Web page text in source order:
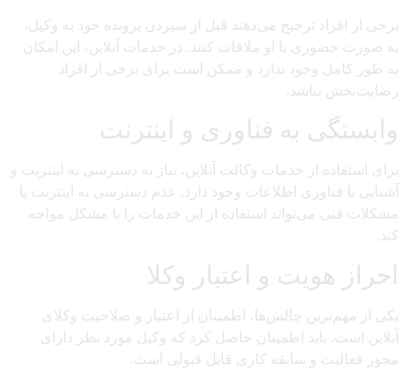
برخی از افراد ترجیح می‌دهند قبل از سپردن پرونده خود به وکیل،
به صورت حضوری با او ملاقات کنند. در خدمات آنلاین، این امکان
به طور کامل وجود ندارد و ممکن است برای برخی از افراد
رضایت‌بخش نباشد.
وابستگی به فناوری و اینترنت
برای استفاده از خدمات وکالت آنلاین، نیاز به دسترسی به اینترنت و
آشنایی با فناوری اطلاعات وجود دارد. عدم دسترسی به اینترنت یا
مشکلات فنی می‌تواند استفاده از این خدمات را با مشکل مواجه
کند.
احراز هویت و اعتبار وکلا
یکی از مهم‌ترین چالش‌ها، اطمینان از اعتبار و صلاحیت وکلای
آنلاین است. باید اطمینان حاصل کرد که وکیل مورد نظر دارای
مجوز فعالیت و سابقه کاری قابل قبولی است.